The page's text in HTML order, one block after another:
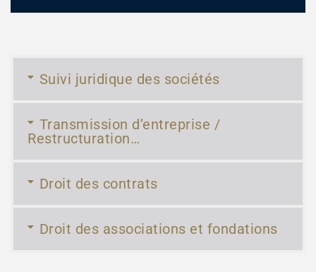
Suivi juridique des sociétés
Transmission d’entreprise /
Restructuration…
Droit des contrats
Droit des associations et fondations